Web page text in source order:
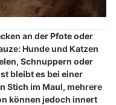
an der Pfote oder
Hunde und Katzen
Schnuppern oder
bleibt es bei einer
Stich im Maul, mehrere
können jedoch innert